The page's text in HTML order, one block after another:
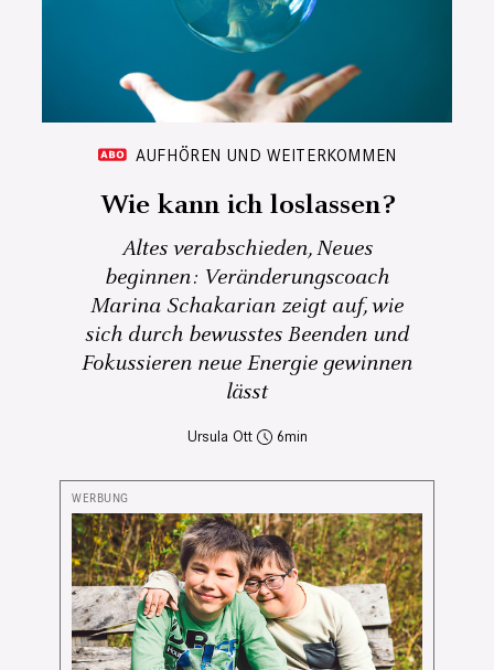
AUFHÖREN UND WEITERKOMMEN
Wie kann ich loslassen?
Altes verabschieden, Neues
beginnen: Veränderungscoach
Marina Schakarian zeigt auf, wie
sich durch bewusstes Beenden und
Fokussieren neue Energie gewinnen
lässt
Ursula Ott 6